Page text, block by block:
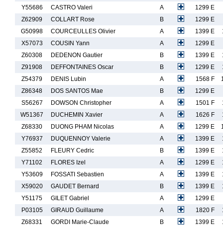
Y55686
CASTRO Valeri A
1299 E
Z62909
COLLART Rose B
1299 E
G50998
COURCEULLES Olivier A 1399 E
X57073
COUSIN Yann A
1299 E
Z60308
DEDENON Gautier B 1399 E
Z91908
DEFFONTAINES Oscar B 1299 E
Z54379
DENIS Lubin A 1568 F
Z86348
DOS SANTOS Mae B
1299 E
S56267
DOWSON Christopher A 1501 F
W51367
DUCHEMIN Xavier A 1626 F
Z68330
DUONG PHAM Nicolas A 1299 E
Y76937
DUQUENNOY Valerie A 1399 E
Z55852
FLEURY Cedric B 1399 E
Y71102
FLORES Izel A 1299 E
Y53609
FOSSATI Sebastien A 1399 E
X59020
GAUDET Bernard B 1399 E
Y51175
GILET Gabriel A
1299 E
P03105
GIRAUD Guillaume A 1820 F
Z68331
GORDI Marie-Claude B 1399 E